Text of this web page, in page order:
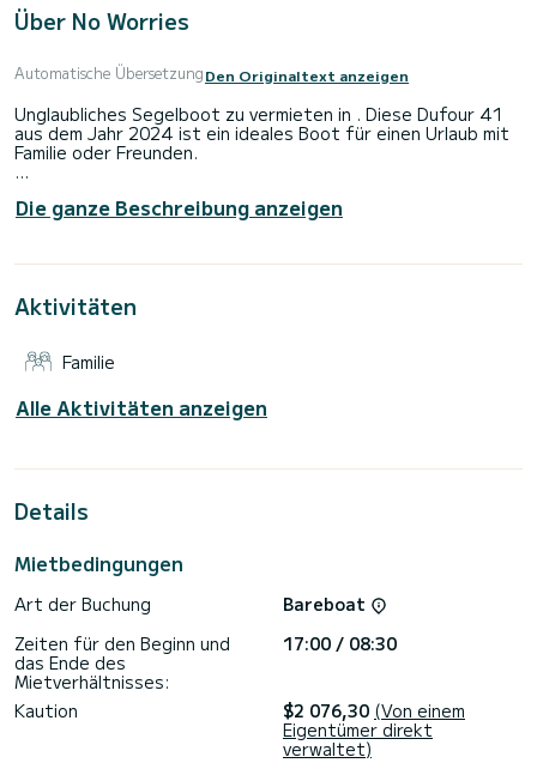
Über No Worries
Automatische ÜbersetzungDen Originaltext anzeigen
Unglaubliches Segelboot zu vermieten in . Diese Dufour 41
aus dem Jahr 2024 ist ein ideales Boot für einen Urlaub mit
Familie oder Freunden.
außergewöhnliche Kreuzfahrt erleben. Sie können während
der Kreuzfahrt bis zu 8 Passagiere unterbringen und die 3
mit Dusche
ausgestattet.
Buchungsanfragen und Angebote werden direkt von
SamBoat bearbeitet. Über die Plattform erhalten Sie die
Die ganze Beschreibung anzeigen
Aktivitäten
Familie
Alle Aktivitäten anzeigen
Details
Mietbedingungen
Art der Buchung
Bareboat
Zeiten für den Beginn und
das Ende des
Mietverhältnisses:
17:00 / 08:30
Kaution $2 076,30 (Von einem
Eigentümer direkt
verwaltet)